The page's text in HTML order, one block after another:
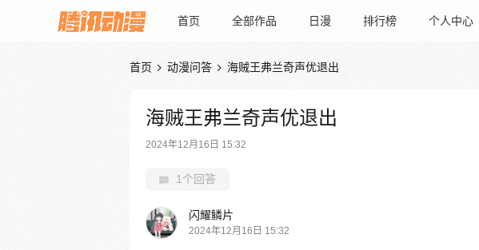
首页 全部作品 日漫 排行榜 个人中心
首页  动漫问答  海贼王弗兰奇声优退出
海贼王弗兰奇声优退出
2024年12月16日 15:32
1个回答
闪耀鳞片
2024年12月16日 15:32